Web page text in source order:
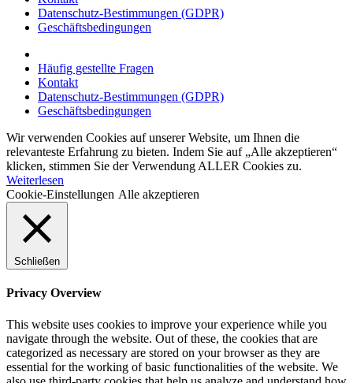
Datenschutz-Bestimmungen (GDPR)
Geschäftsbedingungen
Häufig gestellte Fragen
Kontakt
Datenschutz-Bestimmungen (GDPR)
Geschäftsbedingungen
Wir verwenden Cookies auf unserer Website, um Ihnen die
relevanteste Erfahrung zu bieten. Indem Sie auf „Alle akzeptieren“
klicken, stimmen Sie der Verwendung ALLER Cookies zu.
Weiterlesen
Cookie-Einstellungen Alle akzeptieren
Schließen
Privacy Overview
This website uses cookies to improve your experience while you
navigate through the website. Out of these, the cookies that are
categorized as necessary are stored on your browser as they are
essential for the working of basic functionalities of the website. We